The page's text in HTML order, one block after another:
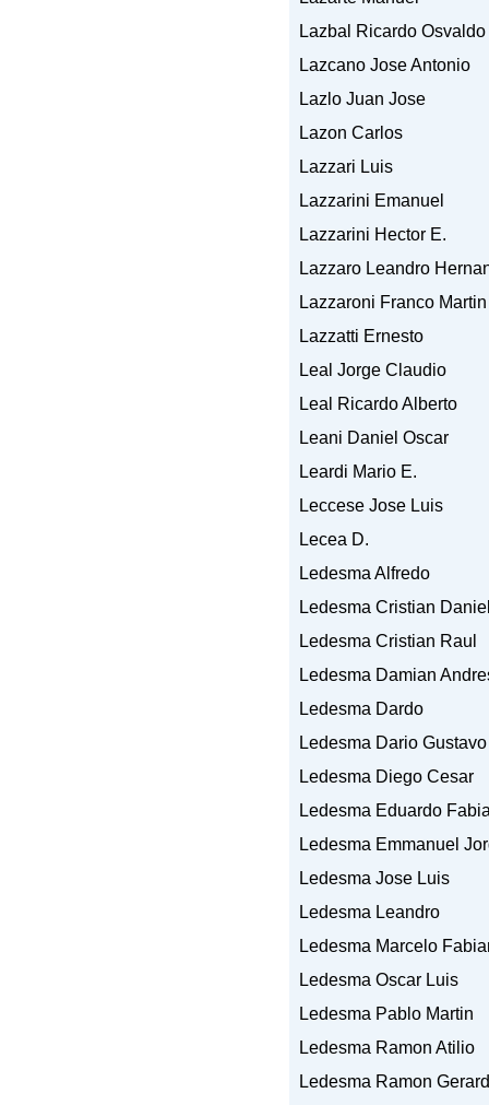
Lazbal Ricardo Osvaldo
Lazcano Jose Antonio
Lazlo Juan Jose
Lazon Carlos
Lazzari Luis
Lazzarini Emanuel
Lazzarini Hector E.
Lazzaro Leandro
Lazzaroni Franco Martin
Lazzatti Ernesto
Leal Jorge Claudio
Leal Ricardo Alberto
Leani Daniel Oscar
Leardi Mario E.
Leccese Jose Luis
Lecea D.
Ledesma Alfredo
Ledesma Cristian
Ledesma Cristian Raul
Ledesma Damian
Ledesma Dardo
Ledesma Dario Gustavo
Ledesma Diego Cesar
Ledesma Eduardo
Ledesma Emmanuel
Ledesma Jose Luis
Ledesma Leandro
Ledesma Marcelo
Ledesma Oscar Luis
Ledesma Pablo Martin
Ledesma Ramon Atilio
Ledesma Ramon